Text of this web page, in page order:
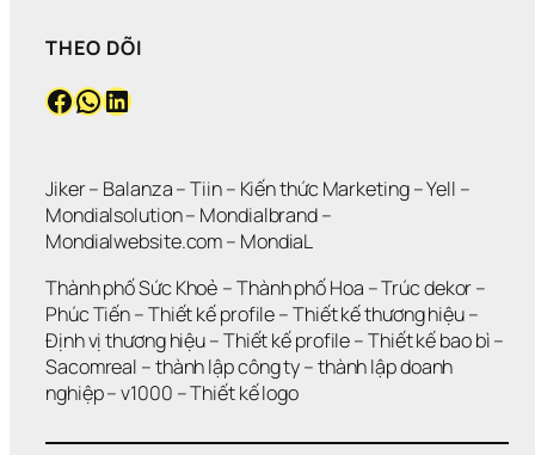
THEO DÕI
Facebook WhatsApp LinkedIn
Jiker – Balanza – Tiin – Kiến thức Marketing – Yell
Mondialsolution – Mondialbrand
Mondialwebsite.com – MondiaL
Thành phố Sức Khoẻ – Thành phố Hoa – Trúc dekor
Phúc Tiến – Thiết kế profile – Thiết kế thương hiệu
Định vị thương hiệu – Thiết kế profile – Thiết kế bao bì
Sacomreal – thành lập công ty – thành lập doanh
nghiệp – v1000 – Thiết kế logo